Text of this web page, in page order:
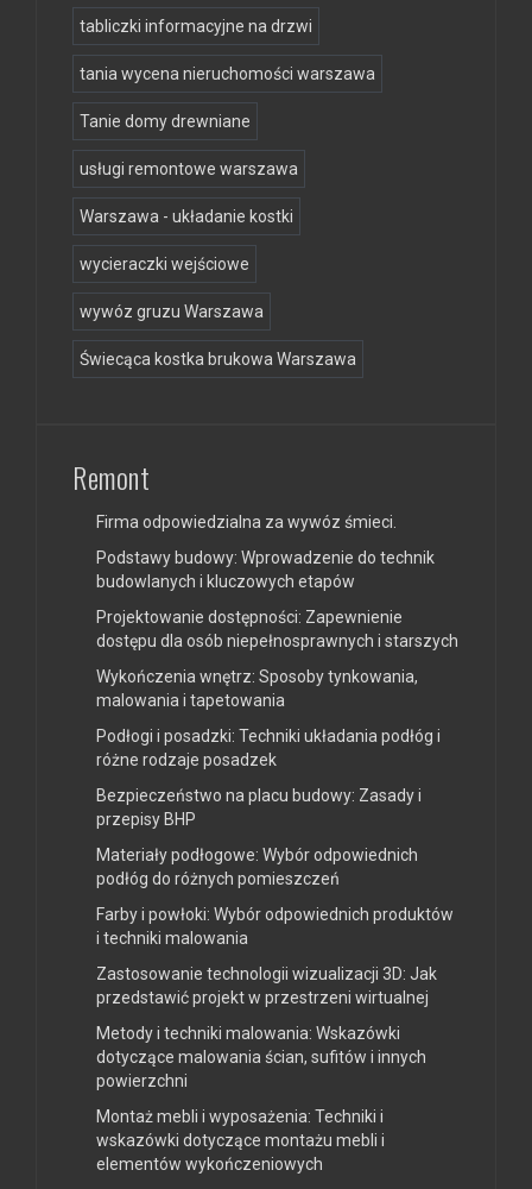
tabliczki informacyjne na drzwi
tania wycena nieruchomości warszawa
Tanie domy drewniane
usługi remontowe warszawa
Warszawa - układanie kostki
wycieraczki wejściowe
wywóz gruzu Warszawa
Świecąca kostka brukowa Warszawa
Remont
Firma odpowiedzialna za wywóz śmieci.
Podstawy budowy: Wprowadzenie do technik
budowlanych i kluczowych etapów
Projektowanie dostępności: Zapewnienie
dostępu dla osób niepełnosprawnych i starszych
Wykończenia wnętrz: Sposoby tynkowania,
malowania i tapetowania
Podłogi i posadzki: Techniki układania podłóg i
różne rodzaje posadzek
Bezpieczeństwo na placu budowy: Zasady i
przepisy BHP
Materiały podłogowe: Wybór odpowiednich
podłóg do różnych pomieszczeń
Farby i powłoki: Wybór odpowiednich produktów
i techniki malowania
Zastosowanie technologii wizualizacji 3D: Jak
przedstawić projekt w przestrzeni wirtualnej
Metody i techniki malowania: Wskazówki
dotyczące malowania ścian, sufitów i innych
powierzchni
Montaż mebli i wyposażenia: Techniki i
wskazówki dotyczące montażu mebli i
elementów wykończeniowych